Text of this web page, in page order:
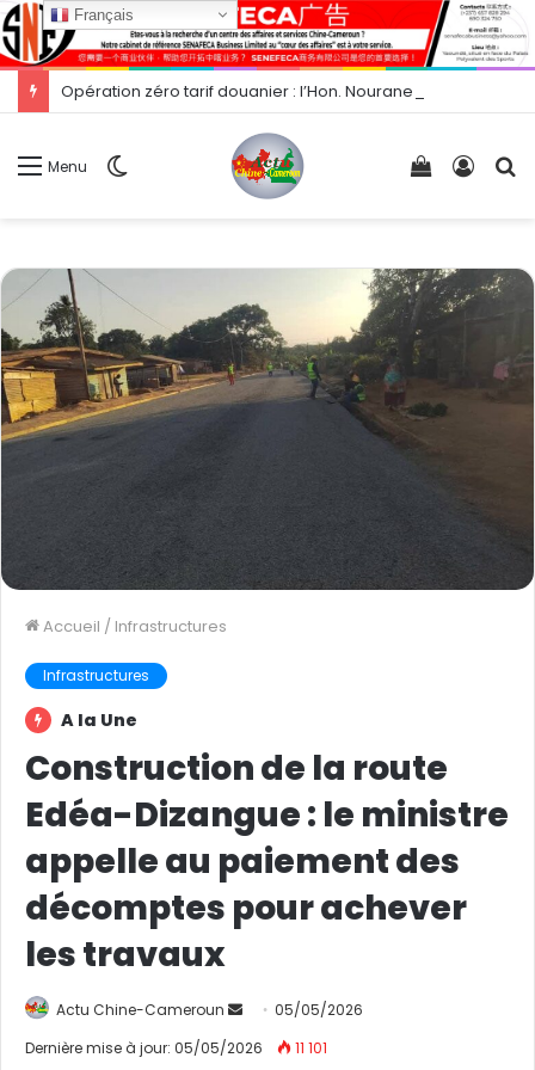
Menu
Voir
Accueil / Infrastructures
Infrastructures
A la Une
Construction de la route
Edéa-Dizangue : le ministre
appelle au paiement des
décomptes pour achever
les travaux
Actu Chine-Cameroun
n
05/05/2026
Dernière mise à jour: 05/05/2026
11 101
Français